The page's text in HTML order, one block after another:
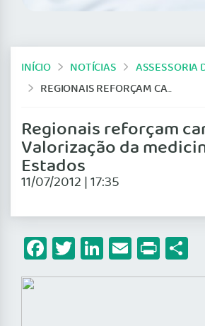
INÍCIO NOTÍCIAS
ASSESSORIA
REGIONAIS REFORÇAM CAMPANHA DE VALORIZAÇÃO DA MEDICINA NOS ESTADOS
Regionais reforçam
Valorização da
Estados
11/07/2012 | 17:35
Facebook
Twitter
LinkedIn
Email
Print